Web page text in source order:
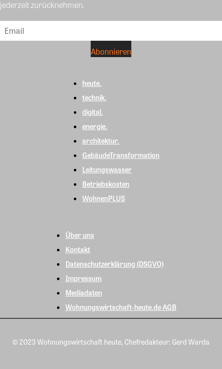
jederzeit zurücknehmen.
heute.
technik.
digital.
energie.
architektur.
GebäudeTransformation
Leitungswasser
Betriebskosten
WohnenPLUS
Über uns
Kontakt
Datenschutzerklärung (DSGVO)
Impressum
Mediadaten
Wohnungswirtschaft-heute.de AGB
© 2023 Wohnungswirtschaft heute, Chefredakteur: Gerd Warda